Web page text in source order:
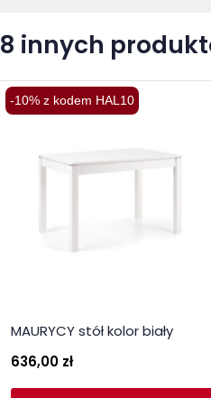
8 innych
-10% z kodem HAL10
MAURYCY stół kolor biały
636,00 zł